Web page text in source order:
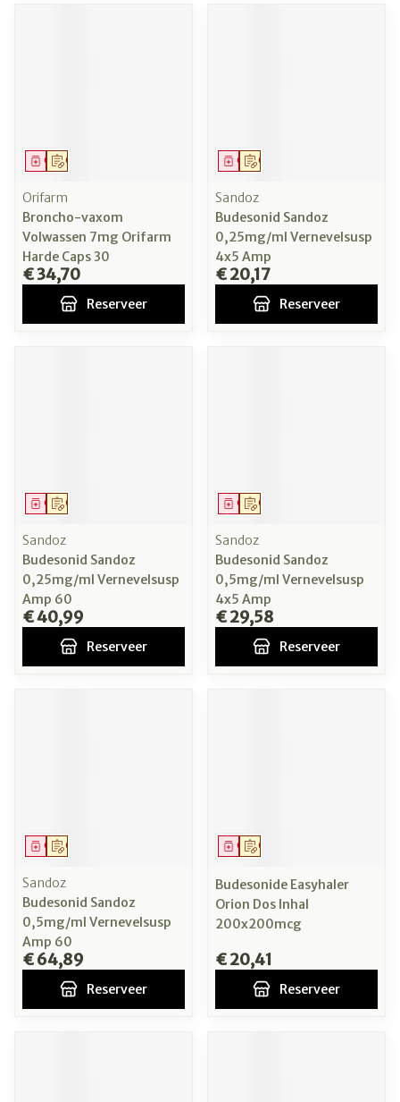
Op voorschrift
Geneesmiddel
Orifarm
Broncho-vaxom
Volwassen 7mg Orifarm
Harde Caps 30
€ 34,70
Reserveer
Op voorschrift
Geneesmiddel
Sandoz
Budesonid Sandoz
0,25mg/ml Vernevelsusp
4x5 Amp
€ 20,17
Reserveer
Op voorschrift
Geneesmiddel
Sandoz
Budesonid Sandoz
0,25mg/ml Vernevelsusp
Amp 60
€ 40,99
Reserveer
Op voorschrift
Geneesmiddel
Sandoz
Budesonid Sandoz
0,5mg/ml Vernevelsusp
4x5 Amp
€ 29,58
Reserveer
Op voorschrift
Geneesmiddel
Sandoz
Budesonid Sandoz
0,5mg/ml Vernevelsusp
Amp 60
€ 64,89
Reserveer
Op voorschrift
Geneesmiddel
Budesonide Easyhaler
Orion Dos Inhal
200x200mcg
€ 20,41
Reserveer